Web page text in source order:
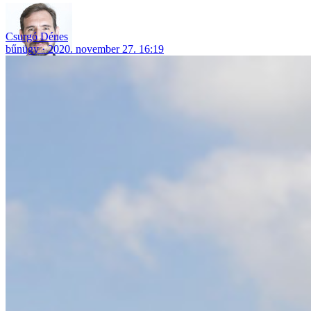
Csurgó Dénes
bűnügy
2020. november 27. 16:19